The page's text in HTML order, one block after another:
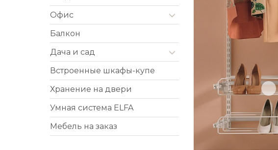
Офис
Балкон
Дача и сад
Встроенные шкафы-купе
Хранение на двери
Умная система ELFA
Мебель на заказ